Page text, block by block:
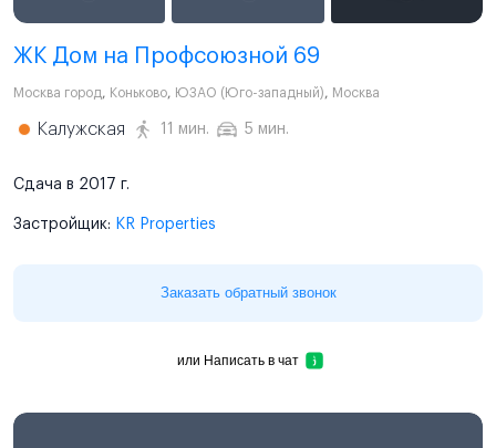
ЖК Дом на Профсоюзной 69
Москва город, Коньково, ЮЗАО (Юго-западный), Москва
Калужская 11 мин. 5 мин.
Сдача в 2017 г.
Застройщик: KR Properties
Заказать обратный звонок
или Написать в чат